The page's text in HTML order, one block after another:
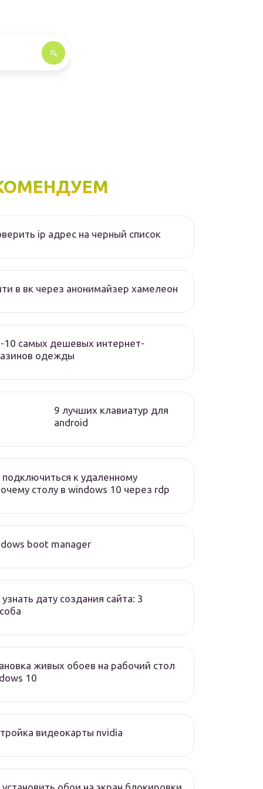
ip адрес на черный список
в вк через анонимайзер хамелеон
10 самых дешевых интернет-
одежды
9 лучших клавиатур для
android
подключиться к удаленному
столу в windows 10 через rdp
boot manager
узнать дату создания сайта: 3
живых обоев на рабочий стол
10
видеокарты nvidia